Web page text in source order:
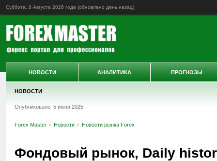
Суббота, 8 Августа 2026 года (обновлено день назад)
НОВОСТИ
Опубликовано: 5 июня 2025
Forex Master Новости Новости рынка Forex
Фондовый рынок, Daily
НОВОСТИ АНАЛИТИКА ПРОГНОЗЫ